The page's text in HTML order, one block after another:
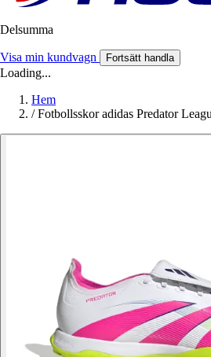
Delsumma
Visa min kundvagn Fortsätt handla
Loading...
Hem
/ Fotbollsskor adidas Predator